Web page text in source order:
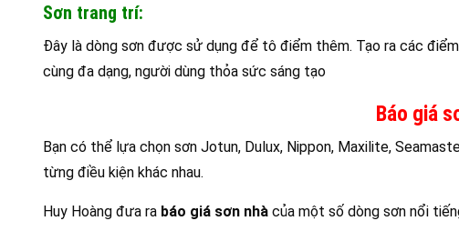
Sơn trang trí:
Đây là dòng sơn được sử dụng để tô điểm thêm. Tạo ra các
cùng đa dạng, người dùng thỏa sức sáng tạo
Báo giá
Bạn có thể lựa chọn sơn Jotun, Dulux, Nippon, Maxilite,
từng điều kiện khác nhau.
Huy Hoàng đưa ra báo giá sơn nhà của một số dòng sơn nổi